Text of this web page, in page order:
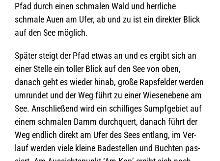
Pfad durch einen schma­len Wald und herr­li­che
schmale Auen am Ufer, ab und zu ist ein direk­ter Blick
auf den See möglich.
Spä­ter steigt der Pfad etwas an und es ergibt sich an
einer Stelle ein tol­ler Blick auf den See von oben,
danach geht es wie­der hinab, große Raps­fel­der wer­den
umrun­det und der Weg führt zu einer Wie­se­ne­bene am
See. Anschlie­ßend wird ein schil­fi­ges Sumpf­ge­biet auf
einem schma­len Damm durch­quert, danach führt der
Weg end­lich direkt am Ufer des Sees ent­lang, im Ver­
lauf wer­den viele kleine Bade­stel­len und Buch­ten pas­